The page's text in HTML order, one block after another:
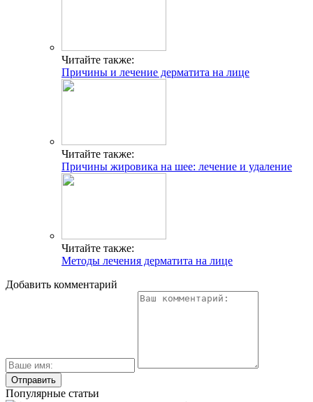
Читайте также:
Причины и лечение дерматита на лице
Читайте также:
Причины жировика на шее: лечение и удаление
Читайте также:
Методы лечения дерматита на лице
Добавить комментарий
Популярные статьи